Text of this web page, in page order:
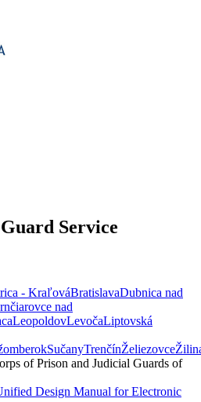
Service
- KraľováBratislavaDubnica nad
nad
LeopoldovLevočaLiptovská
SučanyTrenčínŽeliezovce
of Prison and Judicial Guards of
Design Manual for Electronic